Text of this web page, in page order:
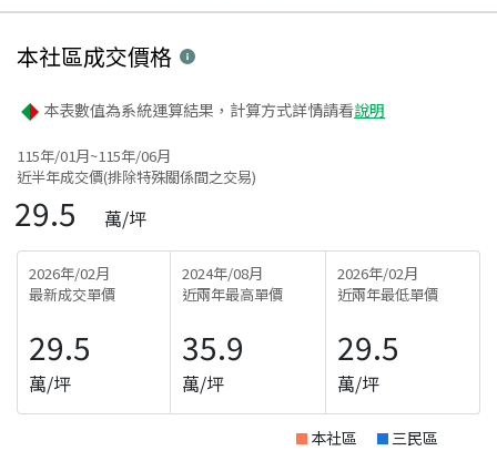
本社區成交價格
本表數值為系統運算結果，計算方式詳情請看說明
115年/01月~115年/06月
近半年成交價(排除特殊關係間之交易)
29.5 萬/坪
2026年/02月
最新成交單價
29.5
萬/坪
2024年/08月
近兩年最高單價
35.9
萬/坪
2026年/02月
近兩年最低單價
29.5
萬/坪
本社區 三民區